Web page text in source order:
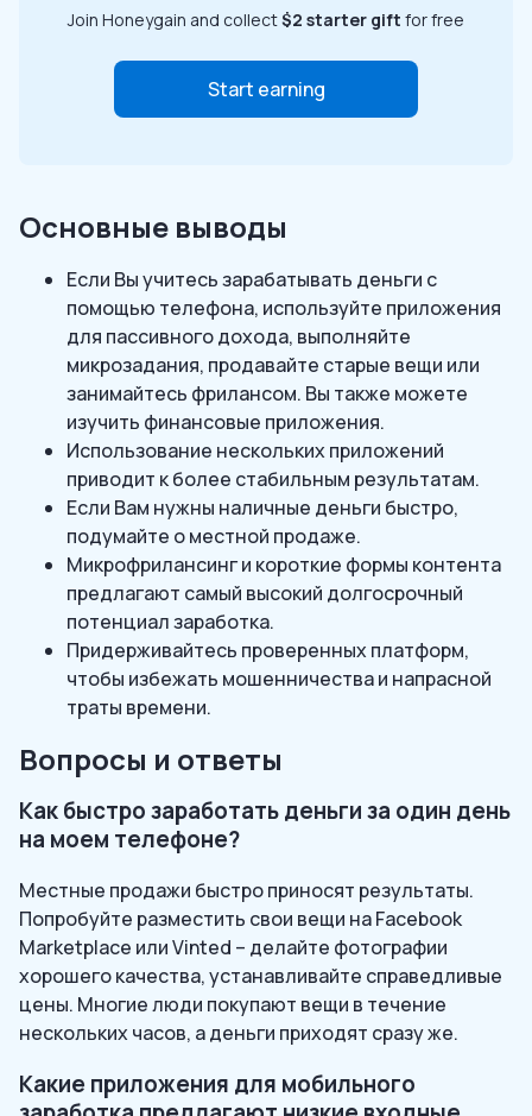
Join Honeygain and collect$2 starter gift for free
Start earning
Основные выводы
Если Вы учитесь зарабатывать деньги с
помощью телефона, используйте приложения
для пассивного дохода, выполняйте
микрозадания, продавайте старые вещи или
занимайтесь фрилансом. Вы также можете
изучить финансовые приложения.
Использование нескольких приложений
приводит к более стабильным результатам.
Если Вам нужны наличные деньги быстро,
подумайте о местной продаже.
Микрофрилансинг и короткие формы контента
предлагают самый высокий долгосрочный
потенциал заработка.
Придерживайтесь проверенных платформ,
чтобы избежать мошенничества и напрасной
траты времени.
Вопросы и ответы
Как быстро заработать деньги за один день
на моем телефоне?
Местные продажи быстро приносят результаты.
Попробуйте разместить свои вещи на Facebook
Marketplace или Vinted – делайте фотографии
хорошего качества, устанавливайте справедливые
цены. Многие люди покупают вещи в течение
нескольких часов, а деньги приходят сразу же.
Какие приложения для мобильного